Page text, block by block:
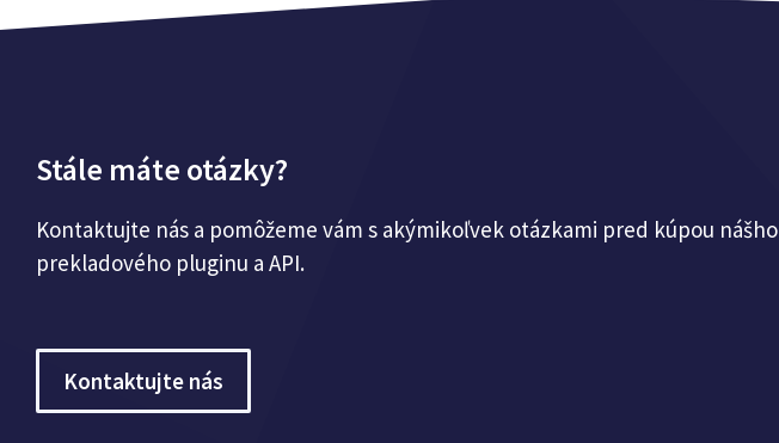
Stále máte otázky?
Kontaktujte nás a pomôžeme vám s akýmikoľvek otázkami pred kúpou nášho
prekladového pluginu a API.
Kontaktujte nás